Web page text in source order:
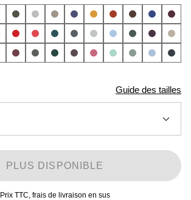
Guide des tailles
PLUS DISPONIBLE
Prix TTC, frais de livraison en sus